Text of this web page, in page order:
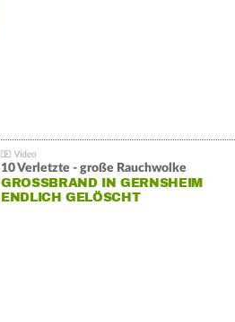
10 Verletzte - große Rauchwolke
GROSSBRAND IN GERNSHEIM E
NDLICH GELÖSCHT